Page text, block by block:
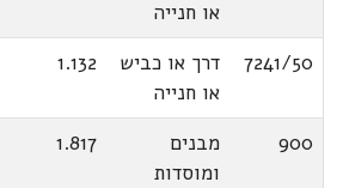
או חנייה
7241/50
דרך או כביש
או חנייה
1.132
900
מבנים
ומוסדות
1.817